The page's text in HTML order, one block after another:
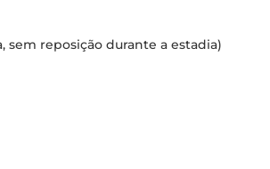
sem reposição durante a estadia)